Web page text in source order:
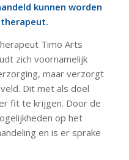
kunnen worden
Timo Arts
zich voornamelijk
maar verzorgt
Dit met als doel
fit te krijgen. Door de
op het
en is er sprake